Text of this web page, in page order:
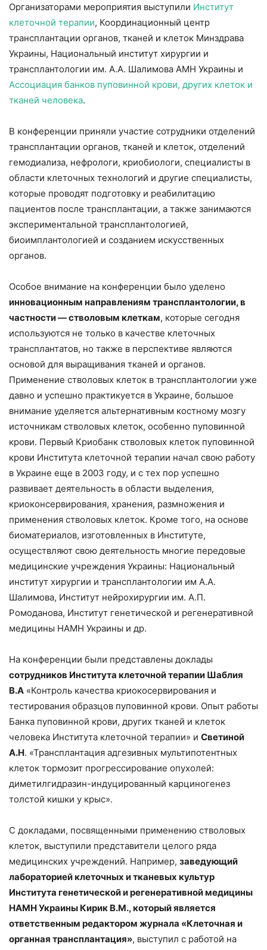
Организаторами мероприятия выступили Институт
клеточной терапии, Координационный центр
трансплантации органов, тканей и клеток Минздрава
Украины, Национальный институт хирургии и
трансплантологии им. А.А. Шалимова АМН Украины и
Ассоциация банков пуповинной крови, других клеток и
тканей человека.
В конференции приняли участие сотрудники отделений
трансплантации органов, тканей и клеток, отделений
гемодиализа, нефрологи, криобиологи, специалисты в
области клеточных технологий и другие специалисты,
которые проводят подготовку и реабилитацию
пациентов после трансплантации, а также занимаются
экспериментальной трансплантологией,
биоимплантологией и созданием искусственных
органов.
Особое внимание на конференции было уделено
инновационным направлениям трансплантологии, в
частности — стволовым клеткам, которые сегодня
используются не только в качестве клеточных
трансплантатов, но также в перспективе являются
основой для выращивания тканей и органов.
Применение стволовых клеток в трансплантологии уже
давно и успешно практикуется в Украине, большое
внимание уделяется альтернативным костному мозгу
источникам стволовых клеток, особенно пуповинной
крови. Первый Криобанк стволовых клеток пуповинной
крови Института клеточной терапии начал свою работу
в Украине еще в 2003 году, и с тех пор успешно
развивает деятельность в области выделения,
криоконсервирования, хранения, размножения и
применения стволовых клеток. Кроме того, на основе
биоматериалов, изготовленных в Институте,
осуществляют свою деятельность многие передовые
медицинские учреждения Украины: Национальный
институт хирургии и трансплантологии им А.А.
Шалимова, Институт нейрохирургии им. А.П.
Ромоданова, Институт генетической и регенеративной
медицины НАМН Украины и др.
На конференции были представлены доклады
сотрудников Института клеточной терапии Шаблия
В.А «Контроль качества криокосервирования и
тестирования образцов пуповинной крови. Опыт работы
Банка пуповинной крови, других тканей и клеток
человека Института клеточной терапии» и Светиной
А.Н. «Трансплантация адгезивных мультипотентных
клеток тормозит прогрессирование опухолей:
диметилгидразин-индуцированный карциногенез
толстой кишки у крыс».
С докладами, посвященными применению стволовых
клеток, выступили представители целого ряда
медицинских учреждений. Например, заведующий
лабораторией клеточных и тканевых культур
Института генетической и регенеративной медицины
НАМН Украины Кирик В.М., который является
ответственным редактором журнала «Клеточная и
органная трансплантация», выступил с работой на